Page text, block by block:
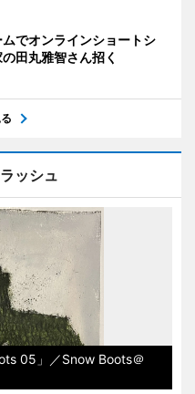
でオンラインショートシ
田丸雅智さん招く
ッシュ
05」／Snow Boots＠